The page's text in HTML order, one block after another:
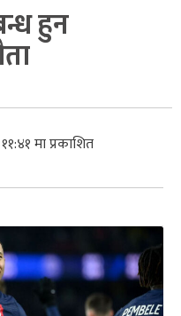
हुन
मा प्रकाशित